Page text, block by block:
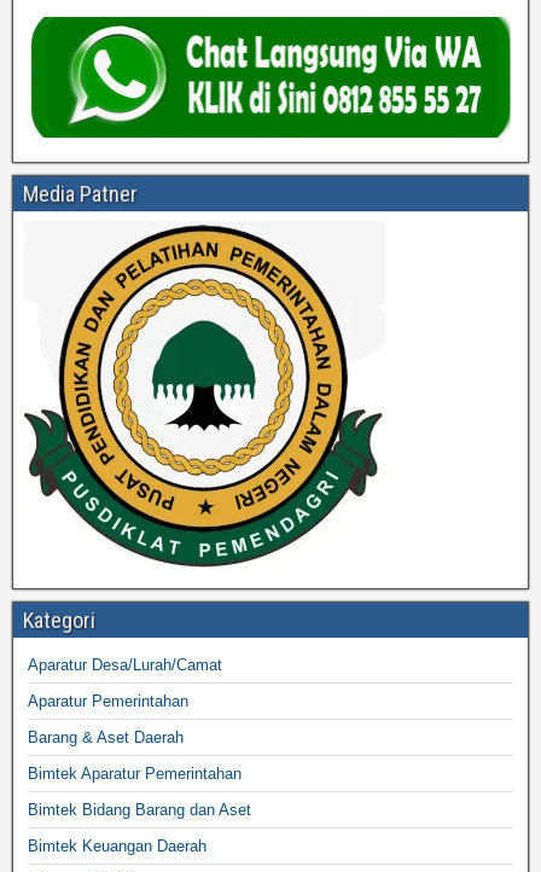
Media Patner
Kategori
Aparatur Desa/Lurah/Camat
Aparatur Pemerintahan
Barang & Aset Daerah
Bimtek Aparatur Pemerintahan
Bimtek Bidang Barang dan Aset
Bimtek Keuangan Daerah